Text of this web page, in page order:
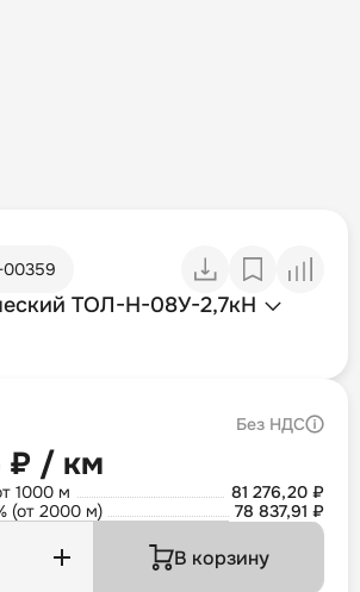
00359
ТОЛ-Н-08У-2,7кН
Без НДС
₽ / км
1000 м
81 276,20 ₽
(от 2000 м)
78 837,91 ₽
В корзину